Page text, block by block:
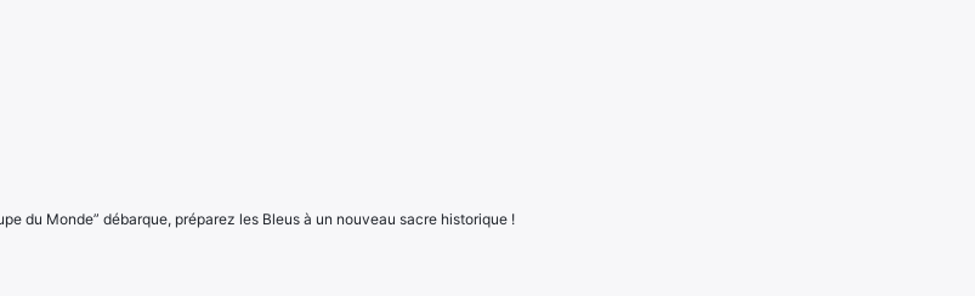
du Monde” débarque, préparez les Bleus à un nouveau sacre historique !